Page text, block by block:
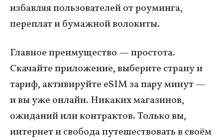
избавляя пользователей от роуминга,
переплат и бумажной волокиты.
Главное преимущество — простота.
Скачайте приложение, выберите страну и
тариф, активируйте eSIM за пару минут —
и вы уже онлайн. Никаких магазинов,
ожиданий или контрактов. Только вы,
интернет и свобода путешествовать в своём